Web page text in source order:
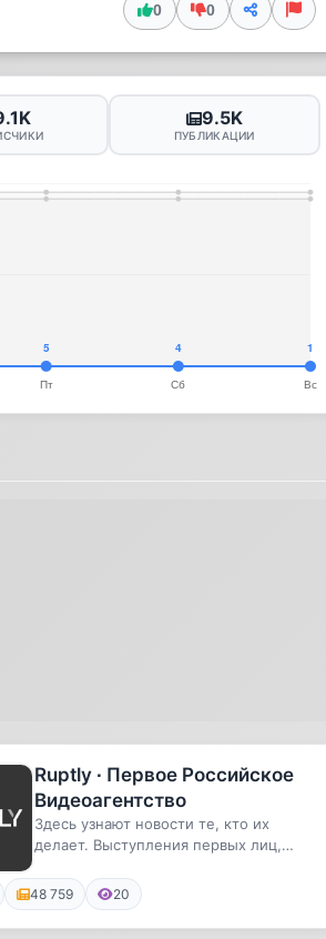
0 0
9.5K
ПУБЛИКАЦИИ
Ruptly ∙ Первое Российское
Видеоагентство
Здесь узнают новости те, кто их
делает. Выступления первых лиц,
48 759 20